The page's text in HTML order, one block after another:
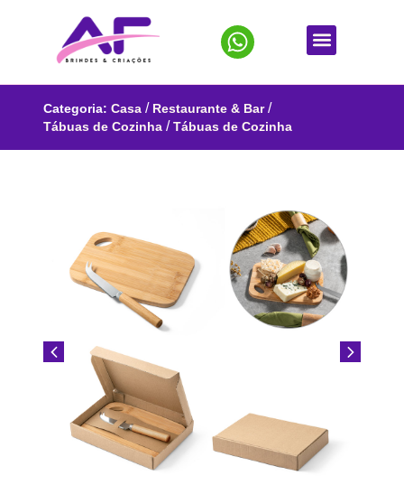
Categoria: Casa / Restaurante & Bar/
Tábuas de Cozinha /Tábuas de Cozinha